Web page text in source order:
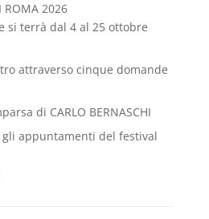
ROMA 2026
si terrà dal 4 al 25 ottobre
attraverso cinque domande
di CARLO BERNASCHI
gli appuntamenti del festival